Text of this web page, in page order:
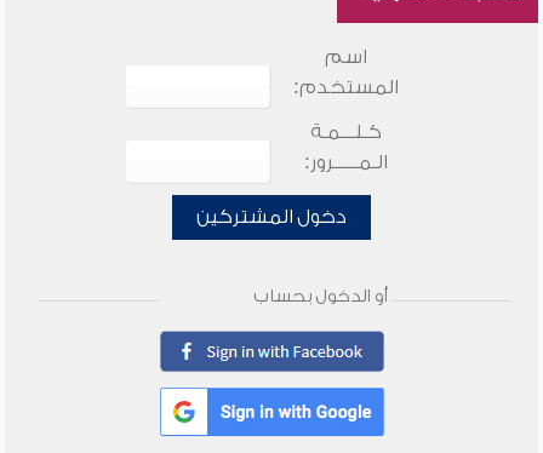
اسم
المستخدم:
كـلـــمـة
الـمـــــرور:
دخول المشتركين
أو الدخول بحساب